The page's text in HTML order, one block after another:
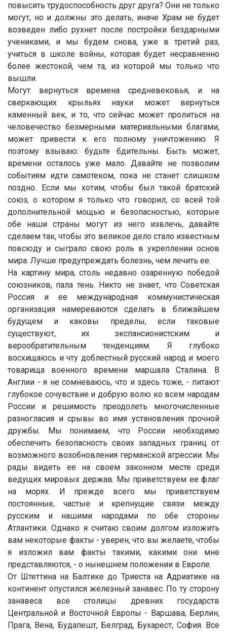
повысить трудоспособность друг друга? Они не только
могут, но и должны это делать, иначе Храм не будет
возведен либо рухнет после постройки бездарными
учениками, и мы будем снова, уже в третий раз,
учиться в школе войны, которая будет несравненно
более жестокой, чем та, из которой мы только что
вышли.
Могут вернуться времена средневековья, и на
сверкающих крыльях науки может вернуться
каменный век, и то, что сейчас может пролиться на
человечество безмерными материальными благами,
может привести к его полному уничтожению. Я
поэтому взываю: будьте бдительны. Быть может,
времени осталось уже мало. Давайте не позволим
событиям идти самотеком, пока не станет слишком
поздно. Если мы хотим, чтобы был такой братский
союз, о котором я только что говорил, со всей той
дополнительной мощью и безопасностью, которые
обе наши страны могут из него извлечь, давайте
сделаем так, чтобы это великое дело стало известным
повсюду и сыграло свою роль в укреплении основ
мира. Лучше предупреждать болезнь, чем лечить ее.
На картину мира, столь недавно озаренную победой
союзников, пала тень. Никто не знает, что Советская
Россия и ее международная коммунистическая
организация намереваются сделать в ближайшем
будущем и каковы пределы, если таковые
существуют, их экспансионистским и
верообратительным тенденциям. Я глубоко
восхищаюсь и чту доблестный русский народ и моего
товарища военного времени маршала Сталина. В
Англии - я не сомневаюсь, что и здесь тоже, - питают
глубокое сочувствие и добрую волю ко всем народам
России и решимость преодолеть многочисленные
разногласия и срывы во имя установления прочной
дружбы. Мы понимаем, что России необходимо
обеспечить безопасность своих западных границ от
возможного возобновления германской агрессии. Мы
рады видеть ее на своем законном месте среди
ведущих мировых держав. Мы приветствуем ее флаг
на морях. И прежде всего мы приветствуем
постоянные, частые и крепнущие связи между
русским и нашими народами по обе стороны
Атлантики. Однако я считаю своим долгом изложить
вам некоторые факты - уверен, что вы желаете, чтобы
я изложил вам факты такими, какими они мне
представляются, - о нынешнем положении в Европе.
От Штеттина на Балтике до Триеста на Адриатике на
континент опустился железный занавес. По ту сторону
занавеса все столицы древних государств
Центральной и Восточной Европы - Варшава, Берлин,
Прага, Вена, Будапешт, Белград, Бухарест, София. Все